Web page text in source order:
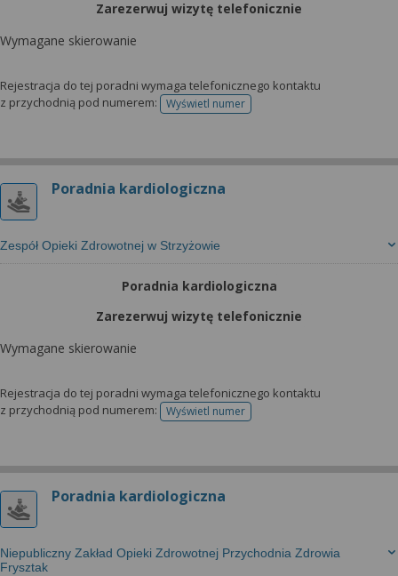
Zarezerwuj wizytę telefonicznie
Wymagane skierowanie
Rejestracja do tej poradni wymaga telefonicznego kontaktu
z przychodnią pod numerem:
Wyświetl numertelefonu do rejestracji
Poradnia kardiologiczna
Zespół Opieki Zdrowotnej w Strzyżowie
Poradnia kardiologiczna
Zarezerwuj wizytę telefonicznie
Wymagane skierowanie
Rejestracja do tej poradni wymaga telefonicznego kontaktu
z przychodnią pod numerem:
Wyświetl numertelefonu do rejestracji
Poradnia kardiologiczna
Niepubliczny Zakład Opieki Zdrowotnej Przychodnia Zdrowia
Frysztak